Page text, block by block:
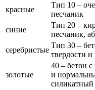
красные
Тип 10 –
песчаник
синие
Тип 20 –
песчаник,
серебристые
Тип 30 –
твердости
золотые
40 – бетон
и
силикатный